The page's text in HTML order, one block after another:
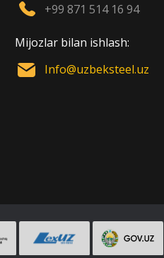
+99 871 514 16 94
Mijozlar bilan ishlash:
Info@uzbeksteel.uz